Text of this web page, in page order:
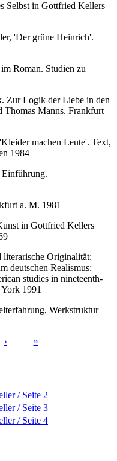
Selbst in Gottfried Kellers
'Der grüne Heinrich'.
Roman. Studien zu
Zur Logik der Liebe in den
Thomas Manns. Frankfurt
machen Leute'. Text,
1984
a. M. 1981
in Gottfried Kellers
Originalität:
deutschen Realismus:
studies in nineteenth-
1991
Werkstruktur
›
»
/ Seite 2
/ Seite 3
/ Seite 4